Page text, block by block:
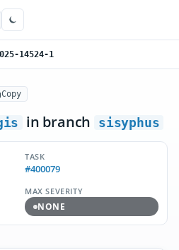
14524-1
Copy
in branch sisyphus
TASK
#400079
MAX SEVERITY
NONE